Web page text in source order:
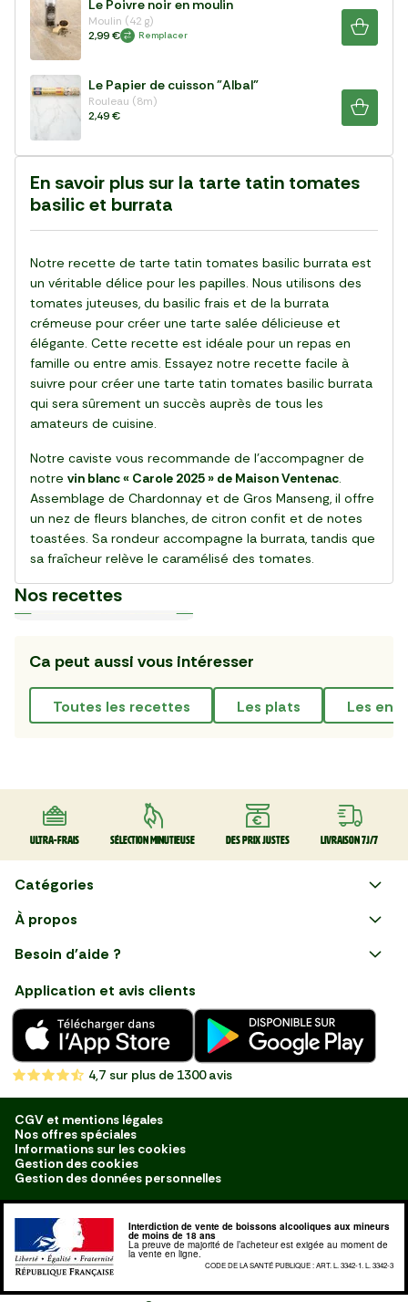
Le Poivre noir en moulin
Moulin (42 g)
2,99 €
Remplacer
Le Papier de cuisson "Albal"
Rouleau (8m)
2,49 €
En savoir plus sur la tarte tatin tomates
basilic et burrata
Notre recette de tarte tatin tomates basilic burrata est
un véritable délice pour les papilles. Nous utilisons des
tomates juteuses, du basilic frais et de la burrata
crémeuse pour créer une tarte salée délicieuse et
élégante. Cette recette est idéale pour un repas en
famille ou entre amis. Essayez notre recette facile à
suivre pour créer une tarte tatin tomates basilic burrata
qui sera sûrement un succès auprès de tous les
amateurs de cuisine.
Notre caviste vous recommande de l’accompagner de
notre vin blanc « Carole 2025 » de Maison Ventenac.
Assemblage de Chardonnay et de Gros Manseng, il offre
un nez de fleurs blanches, de citron confit et de notes
toastées. Sa rondeur accompagne la burrata, tandis que
sa fraîcheur relève le caramélisé des tomates.
Nos recettes
Plat 30 min
La Salade de gnocchi,
mozzarella et serrano
Plat 20 min
La Pinsa Burrata Pesto
Plat 15 min
Le Carpaccio de Boeuf
Plat 55 min
La Kafta sauce tahini 🇯🇴
Plat 28 min
La Salade de chou rouge
thaï au poulet
Plat 20 min
Le Club sandwich
Plat 20 min
Le Taboulé végétal
Plat 25 min
La Salade de haricots verts
Plat 25 min
La Tarte Fraîche au Thon
Plat 30 min
Le Poke bowl au saumon et
légumes croquants 🇺🇸
Ca peut aussi vous intéresser
Toutes les recettes Les plats Les
Ultra-frais Sélection minutieuse Des prix justes Livraison 7J/7
Catégories
Faire ses courses en ligne
Nouveautés
Fruits
Légumes
Boucherie
Charcuterie
Poissonnerie
Fromagerie
Crèmerie
Traiteur
Boulangerie
Épicerie Salée
À propos
et savoir-faire français en
choisissant notre service de
livraison de produits frais et
de qualité, livrés directement
chez vous. Une expérience
de courses en ligne pensée
pour vous.
Besoin d'aide ?
Application et avis clients
4,7 sur plus de 1300 avis
CGV et mentions légales
Nos offres spéciales
Informations sur les cookies
Gestion des cookies
Gestion des données personnelles
Interdiction de vente de boissons alcooliques aux mineurs
de moins de 18 ans
La preuve de majorité de l’acheteur est exigée au moment de
la vente en ligne.
CODE DE LA SANTÉ PUBLIQUE : ART. L. 3342-1. L. 3342-3